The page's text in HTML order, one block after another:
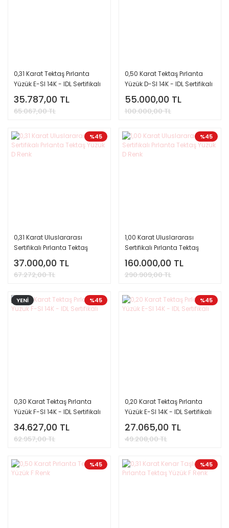
0,31 Karat Tektaş Pırlanta
Yüzük E-SI 14K - IDL Sertifikalı
35.787,00 TL
65.067,00 TL
0,50 Karat Tektaş Pırlanta
Yüzük D-SI 14K - IDL Sertifikalı
55.000,00 TL
100.000,00 TL
%45
0,31 Karat Uluslararası
Sertifikalı Pırlanta Tektaş
Yüzük D Renk
37.000,00 TL
67.272,00 TL
%45
1,00 Karat Uluslararası
Sertifikalı Pırlanta Tektaş
Yüzük D Renk
160.000,00 TL
290.909,00 TL
%45
YENİ
0,30 Karat Tektaş Pırlanta
Yüzük F-SI 14K - IDL Sertifikalı
34.627,00 TL
62.957,00 TL
%45
0,20 Karat Tektaş Pırlanta
Yüzük E-SI 14K - IDL Sertifikalı
27.065,00 TL
49.208,00 TL
%45 %45